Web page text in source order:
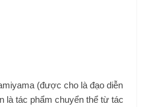
(được cho là đạo diễn
là tác phẩm chuyển thể từ tác